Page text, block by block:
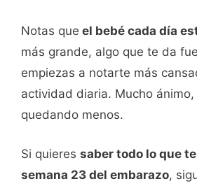
Notas que el bebé cada día
más grande, algo que te da
empiezas a notarte más
actividad diaria. Mucho
quedando menos.
Si quieres saber todo lo que
semana 23 del embarazo,